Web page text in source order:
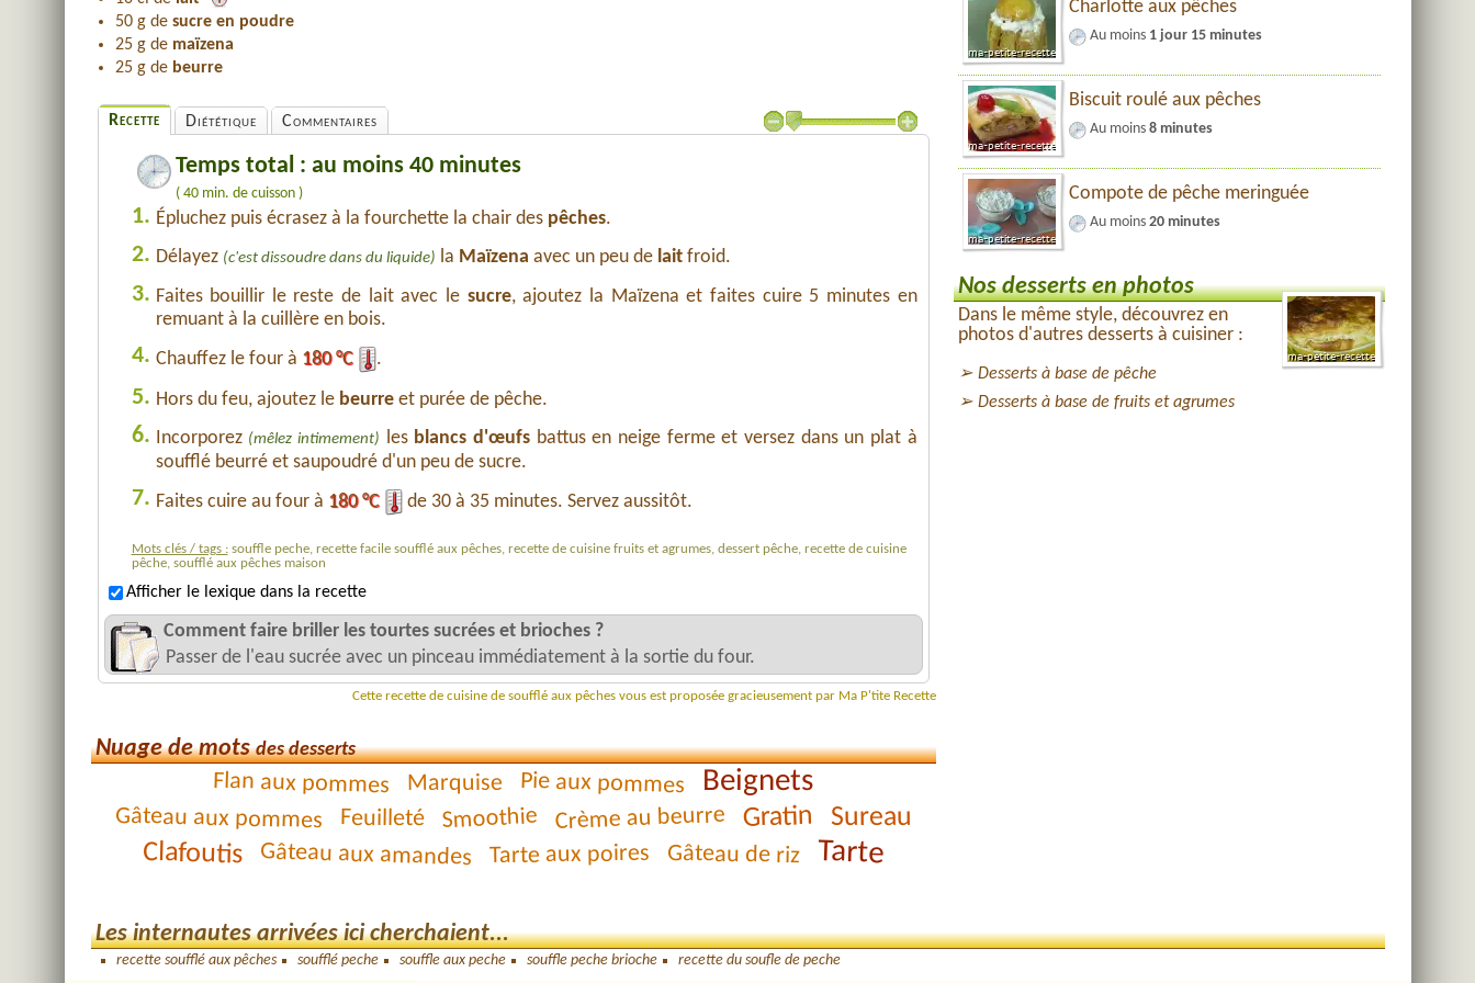
50 g de sucre en poudre
25 g de maïzena
25 g de beurre
Recette Diététique Commentaires
Temps total : au moins 40 minutes
( 40 min. de cuisson )
1. Épluchez puis écrasez à la fourchette la chair des pêches.
2. Délayez (c'est dissoudre dans du liquide) la Maïzena avec un peu de laitfroid.
3. Faites bouillir le reste de lait avec le sucre, ajoutez la Maïzena et faites cuire 5 minutes en
remuant à la cuillère en bois.
4. Chauffez le four à 180 °C .
5. Hors du feu, ajoutez le beurreet purée de pêche.
6. Incorporez (mêlez intimement) les blancs d'œufsbattus en neige ferme et versez dans un plat à
soufflé beurré et saupoudré d'un peu de sucre.
7. Faites cuire au four à 180 °C de 30 à 35 minutes. Servez aussitôt.
Mots clés / tags : souffle peche, recette facile soufflé aux pêches, recette de cuisine fruits et agrumes, dessert pêche, recette de cuisine
pêche, soufflé aux pêches maison
Afficher le lexique dans la recette
Comment faire briller les tourtes sucrées et brioches ?
Passer de l'eau sucrée avec un pinceau immédiatement à la sortie du four.
Cette recette de cuisine de soufflé aux pêches vous est proposée gracieusement par Ma P'tite Recette
Nuage de motsdes desserts
Flan aux pommes Marquise Pie aux pommes Beignets
Gâteau aux pommes Feuilleté Smoothie Crème au beurre Gratin Sureau
Clafoutis Gâteau aux amandes Tarte aux poires Gâteau de riz Tarte
Charlotte aux pêches
Au moins 1 jour 15 minutes
Biscuit roulé aux pêches
Au moins 8 minutes
Compote de pêche meringuée
Au moins 20 minutes
Nos desserts en photos
Dans le même style, découvrez en
photos d'autres desserts à cuisiner :
Desserts à base de pêche
Desserts à base de fruits et agrumes
Les internautes arrivées ici cherchaient...
recette soufflé aux pêches soufflé peche souffle aux peche souffle peche brioche recette du soufle de peche